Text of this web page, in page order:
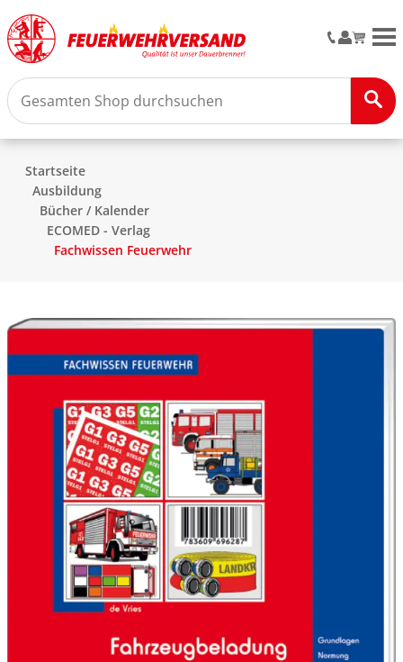
Startseite
Ausbildung
Bücher / Kalender
ECOMED - Verlag
Fachwissen Feuerwehr